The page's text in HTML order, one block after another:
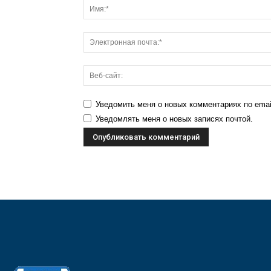
Уведомить меня о новых комментариях по
Уведомлять меня о новых записях почтой.